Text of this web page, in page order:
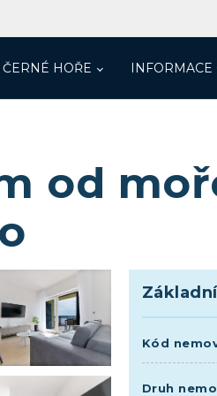
HOŘE INFORMACE
od
Kód
Druh